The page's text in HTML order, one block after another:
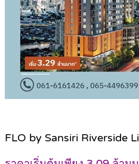
FLO by Sansiri Riverside